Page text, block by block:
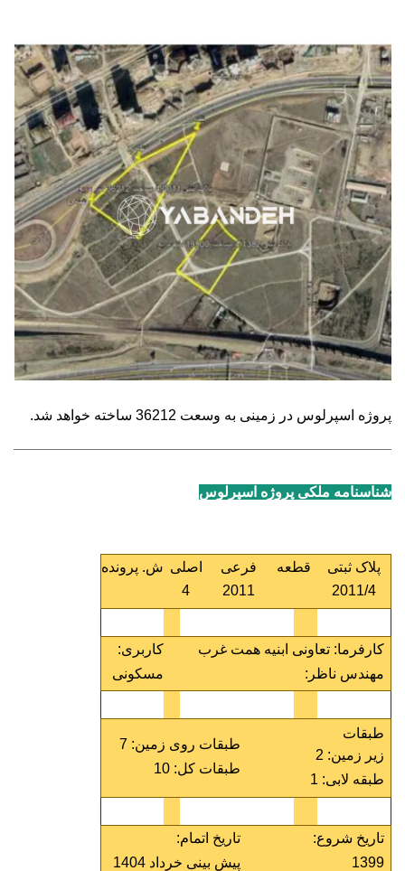
پروژه اسپرلوس در زمینی به وسعت 36212 ساخته خواهد شد.
شناسنامه ملکی پروژه اسپرلوس
پلاک ثبتی
2011/4
قطعه
فرعی
2011
اصلی
4
ش. پرونده
کارفرما: تعاونی ابنیه همت غرب
مهندس ناظر :
کاربری:
مسکونی
طبقات
زیر زمین: 2
طبقه لابی: 1
طبقات روی زمین: 7
طبقات کل: 10
تاریخ شروع:
1399
تاریخ اتمام:
پیش بینی خرداد 1404